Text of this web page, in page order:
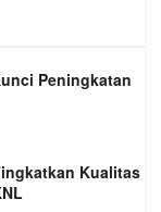
Peningkatan
Kualitas